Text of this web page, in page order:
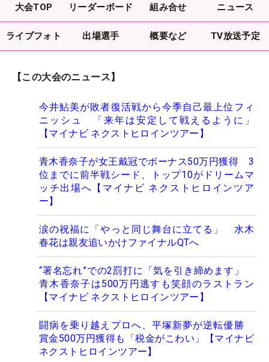
大会TOP リーダーボード 組み合せ ニュース
ライブフォト 出場選手 概要など TV放送予定
【この大会のニュース】
今井鮎美が敗者復活戦から今季自己最上位フィ
ニッシュ 「来年は安定して戦えるように」
【マイナビ ネクストヒロインツアー】
青木香奈子が女王戴冠でボーナス50万円獲得 3
位までに前半戦シード、トップ10がドリームマ
ッチ出場へ【マイナビ ネクストヒロインツア
ー】
涙の祝福に「やっと同じ舞台に立てる」 水木
春花は親友追いかけファイナルQTへ
“署名忘れ”での2罰打に「気を引き締めます」
青木香奈子は500万円逃すも笑顔のラストラン
【マイナビ ネクストヒロインツアー】
闘病を乗り越えプロへ、平塚新夢が逆転優勝
賞金500万円獲得も「税金がこわい」【マイナビ
ネクストヒロインツアー】